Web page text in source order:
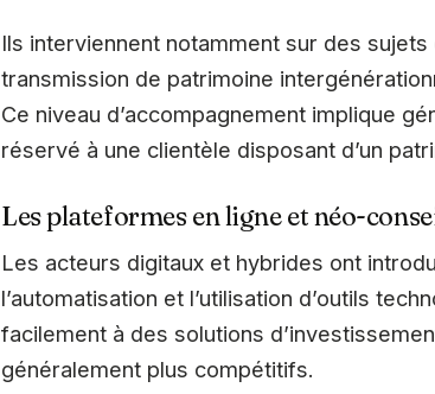
Ils interviennent notamment sur des
transmission de patrimoine
Ce niveau d’accompagnement implique
réservé à une clientèle disposant d’un
Les plateformes en ligne et néo-
Les acteurs digitaux et hybrides ont
l’automatisation et l’utilisation d’outils
facilement à des solutions
généralement plus compétitifs.